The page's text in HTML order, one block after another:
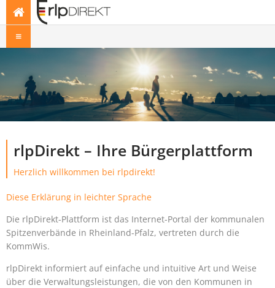
rlpDirekt – Ihre Bürgerplattform
Herzlich willkommen bei rlpdirekt!
Diese Erklärung in leichter Sprache
Die rlpDirekt-Plattform ist das Internet-Portal der kommunalen
Spitzenverbände in Rheinland-Pfalz, vertreten durch die
KommWis.
rlpDirekt informiert auf einfache und intuitive Art und Weise
über die Verwaltungsleistungen, die von den Kommunen in